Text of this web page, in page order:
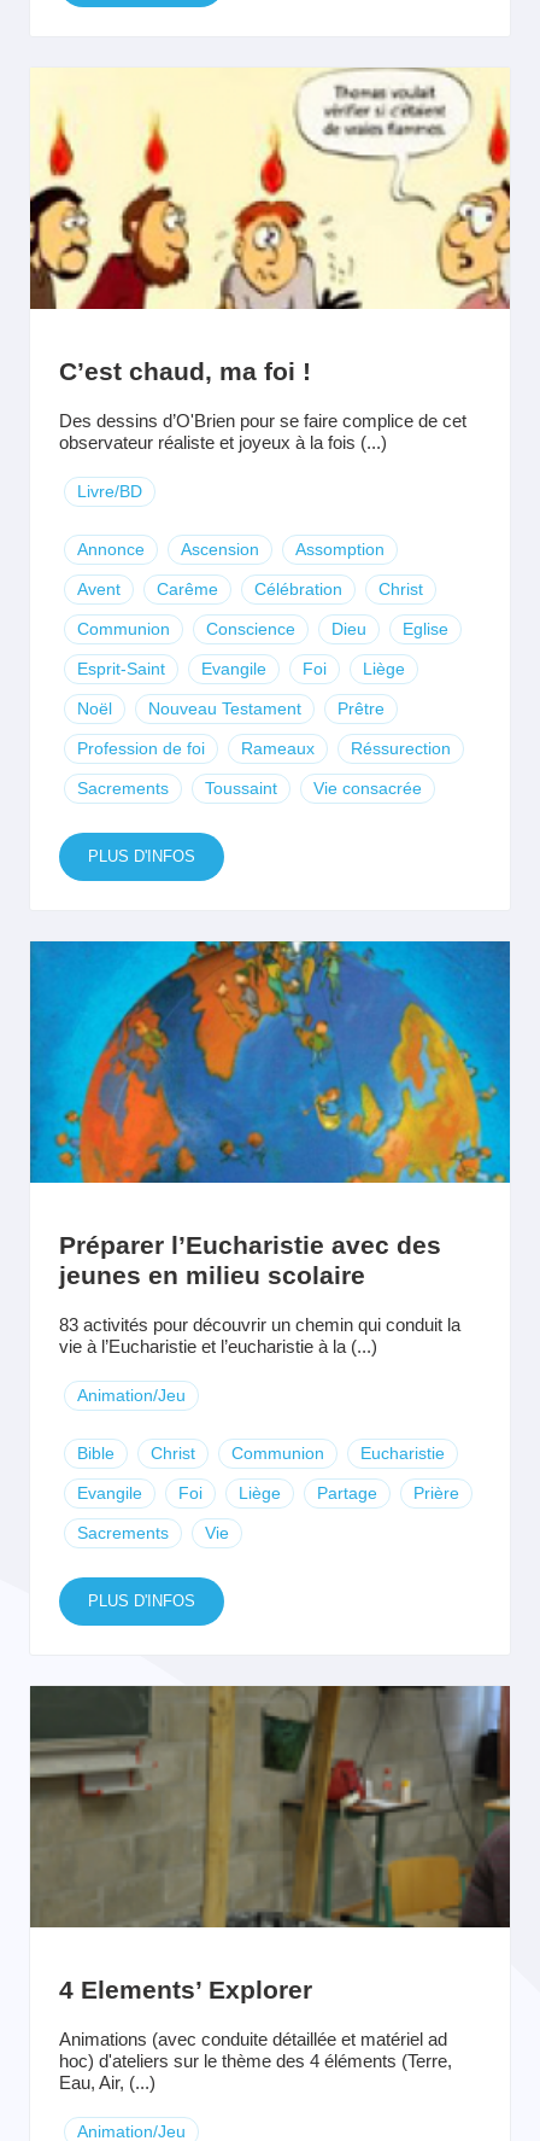
C’est chaud, ma foi !
Des dessins d’O'Brien pour se faire complice de cet
observateur réaliste et joyeux à la fois (...)
Livre/BD
Annonce Ascension Assomption
Avent Carême Célébration Christ
Communion Conscience Dieu Eglise
Esprit-Saint Evangile Foi Liège
Noël Nouveau Testament Prêtre
Profession de foi Rameaux Réssurection
Sacrements Toussaint Vie consacrée
PLUS D'INFOS
Préparer l’Eucharistie avec des
jeunes en milieu scolaire
83 activités pour découvrir un chemin qui conduit la
vie à l’Eucharistie et l’eucharistie à la (...)
Animation/Jeu
Bible Christ Communion Eucharistie
Evangile Foi Liège Partage Prière
Sacrements Vie
PLUS D'INFOS
4 Elements’ Explorer
Animations (avec conduite détaillée et matériel ad
hoc) d'ateliers sur le thème des 4 éléments (Terre,
Eau, Air, (...)
Animation/Jeu